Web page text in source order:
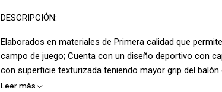
DESCRIPCIÓN:
Elaborados en materiales de Primera calidad que
campo de juego; Cuenta con un diseño deportivo con
con superficie texturizada teniendo mayor grip del
mejorando la adaptabilidad así mismo la lengüeta se
Leer más